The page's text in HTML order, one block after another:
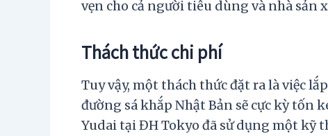
vẹn cho cả người tiêu dùng và nhà sản
Thách thức chi phí
Tuy vậy, một thách thức đặt ra là việc
đường sá khắp Nhật Bản sẽ cực kỳ tốn
Yudai tại ĐH Tokyo đã sử dụng một kỹ